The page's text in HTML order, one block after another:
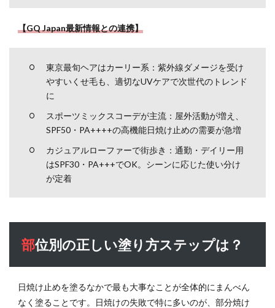
ン別
と
6.1
通
での
方
【GQ Japan最新情報との連携】
東京最旬ヘアはカーリー系：紫外線ダメージを受け
やすいくせ毛も、適切なUVケアで次世代のトレンド
に
スポーツミックスコーデが主流：屋外活動が増え、
SPF50・PA++++の高機能日焼け止めの需要が急増
カジュアルローファーで街歩き：通勤・デイリー用
はSPF30・PA+++でOK。シーンに応じた使い分け
が定着
部位別の正しい塗り方ステップは？
日焼け止めを塗るなかで最も大事なことが全体的にまんべん
なく塗ることです。日焼けの失敗で特に多いのが、部分焼け